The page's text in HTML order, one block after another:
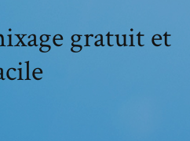
gratuit et